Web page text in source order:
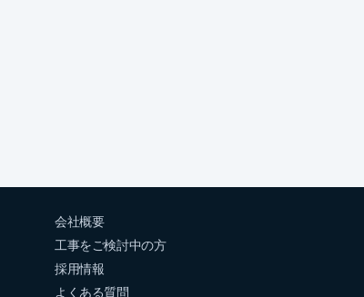
会社概要
工事をご検討中の方
採用情報
よくある質問